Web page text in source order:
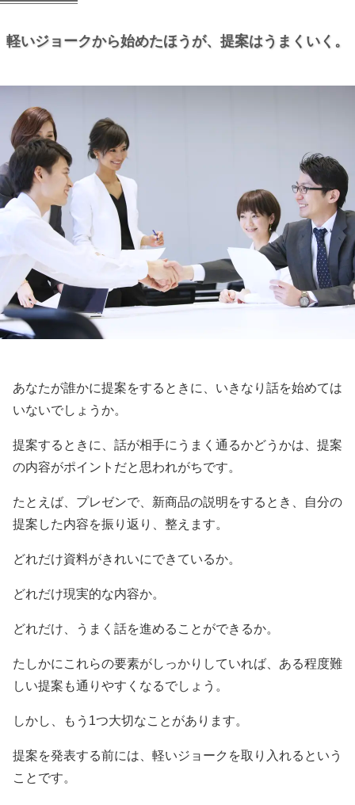
軽いジョークから始めたほうが、 提案はうまくいく。
あなたが誰かに提案をするときに、いきなり話を始めては
いないでしょうか。
提案するときに、話が相手にうまく通るかどうかは、提案
の内容がポイントだと思われがちです。
たとえば、プレゼンで、新商品の説明をするとき、自分の
提案した内容を振り返り、整えます。
どれだけ資料がきれいにできているか。
どれだけ現実的な内容か。
どれだけ、うまく話を進めることができるか。
たしかにこれらの要素がしっかりしていれば、ある程度難
しい提案も通りやすくなるでしょう。
しかし、もう1つ大切なことがあります。
提案を発表する前には、軽いジョークを取り入れるという
ことです。